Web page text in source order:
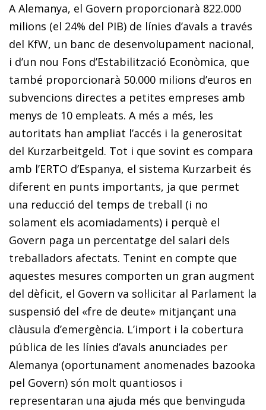
A Alemanya, el Govern proporcionarà 822.000
milions (el 24% del PIB) de línies d’avals a través
del KfW, un banc de desenvolupament nacional,
i d’un nou Fons d’Estabilització Econòmica, que
també proporcionarà 50.000 milions d’euros en
subvencions directes a petites empreses amb
menys de 10 empleats. A més a més, les
autoritats han ampliat l’accés i la generositat
del Kurzarbeitgeld. Tot i que sovint es compara
amb l’ERTO d’Espanya, el sistema Kurzarbeit és
diferent en punts importants, ja que permet
una reducció del temps de treball (i no
solament els acomiadaments) i perquè el
Govern paga un percentatge del salari dels
treballadors afectats. Tenint en compte que
aquestes mesures comporten un gran augment
del dèficit, el Govern va sol·licitar al Parlament la
suspensió del «fre de deute» mitjançant una
clàusula d’emergència. L’import i la cobertura
pública de les línies d’avals anuncia­des per
Alemanya (oportunament anomenades bazooka
pel Govern) són molt quantiosos i
representaran una ajuda més que benvinguda